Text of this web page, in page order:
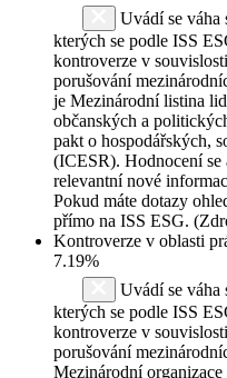
Uvádí se váha
kterých se podle ISS
kontroverze v
porušování
je Mezinárodní listina
občanských a
pakt o hospodářských,
(ICESR). Hodnocení
relevantní nové
Pokud máte dotazy
přímo na ISS ESG.
Kontroverze v oblasti
7.19%
Uvádí se váha
kterých se podle ISS
kontroverze v
porušování
Mezinárodní